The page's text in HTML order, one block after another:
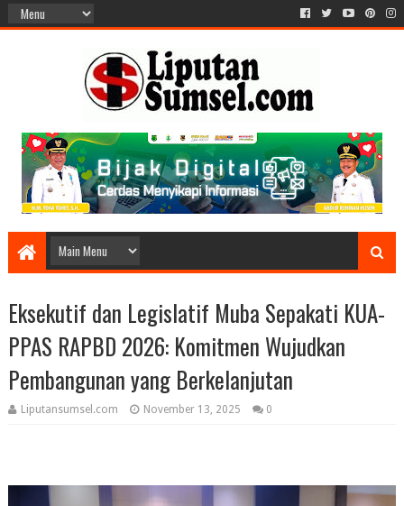
Eksekutif dan Legislatif Muba Sepakati KUA-
PPAS RAPBD 2026: Komitmen Wujudkan
Pembangunan yang Berkelanjutan
Liputansumsel.com November 13, 2025 0